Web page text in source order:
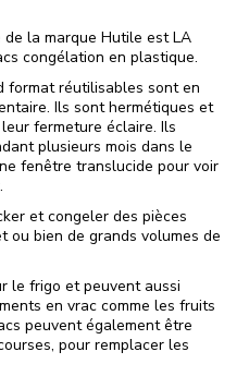
la marque Hutile est LA
congélation en plastique.
format réutilisables sont en
Ils sont hermétiques et
fermeture éclaire. Ils
plusieurs mois dans le
fenêtre translucide pour voir
et congeler des pièces
ou bien de grands volumes de
le frigo et peuvent aussi
en vrac comme les fruits
peuvent également être
pour remplacer les